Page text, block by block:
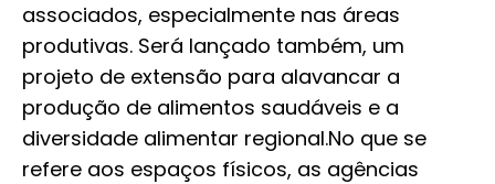
associados, especialmente nas áreas
produtivas. Será lançado também, um
projeto de extensão para alavancar a
produção de alimentos saudáveis e a
diversidade alimentar regional.No que se
refere aos espaços físicos, as agências